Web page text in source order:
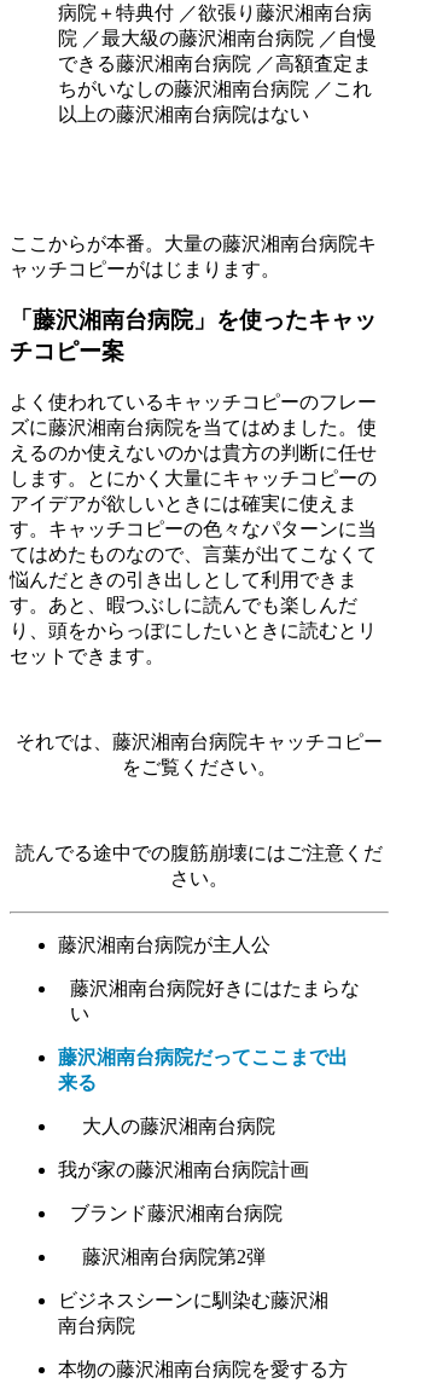
病院＋特典付 ／欲張り藤沢湘南台病
院 ／最大級の藤沢湘南台病院 ／自慢
できる藤沢湘南台病院 ／高額査定ま
ちがいなしの藤沢湘南台病院 ／これ
以上の藤沢湘南台病院はない
ここからが本番。大量の藤沢湘南台病院キ
ャッチコピーがはじまります。
「藤沢湘南台病院」を使ったキャッ
チコピー案
よく使われているキャッチコピーのフレー
ズに藤沢湘南台病院を当てはめました。使
えるのか使えないのかは貴方の判断に任せ
します。とにかく大量にキャッチコピーの
アイデアが欲しいときには確実に使えま
す。キャッチコピーの色々なパターンに当
てはめたものなので、言葉が出てこなくて
悩んだときの引き出しとして利用できま
す。あと、暇つぶしに読んでも楽しんだ
り、頭をからっぽにしたいときに読むとリ
セットできます。
それでは、藤沢湘南台病院キャッチコピー
をご覧ください。
読んでる途中での腹筋崩壊にはご注意くだ
さい。
藤沢湘南台病院が主人公
藤沢湘南台病院好きにはたまらな
い
藤沢湘南台病院だってここまで出
来る
大人の藤沢湘南台病院
我が家の藤沢湘南台病院計画
ブランド藤沢湘南台病院
藤沢湘南台病院第2弾
ビジネスシーンに馴染む藤沢湘
南台病院
本物の藤沢湘南台病院を愛する方